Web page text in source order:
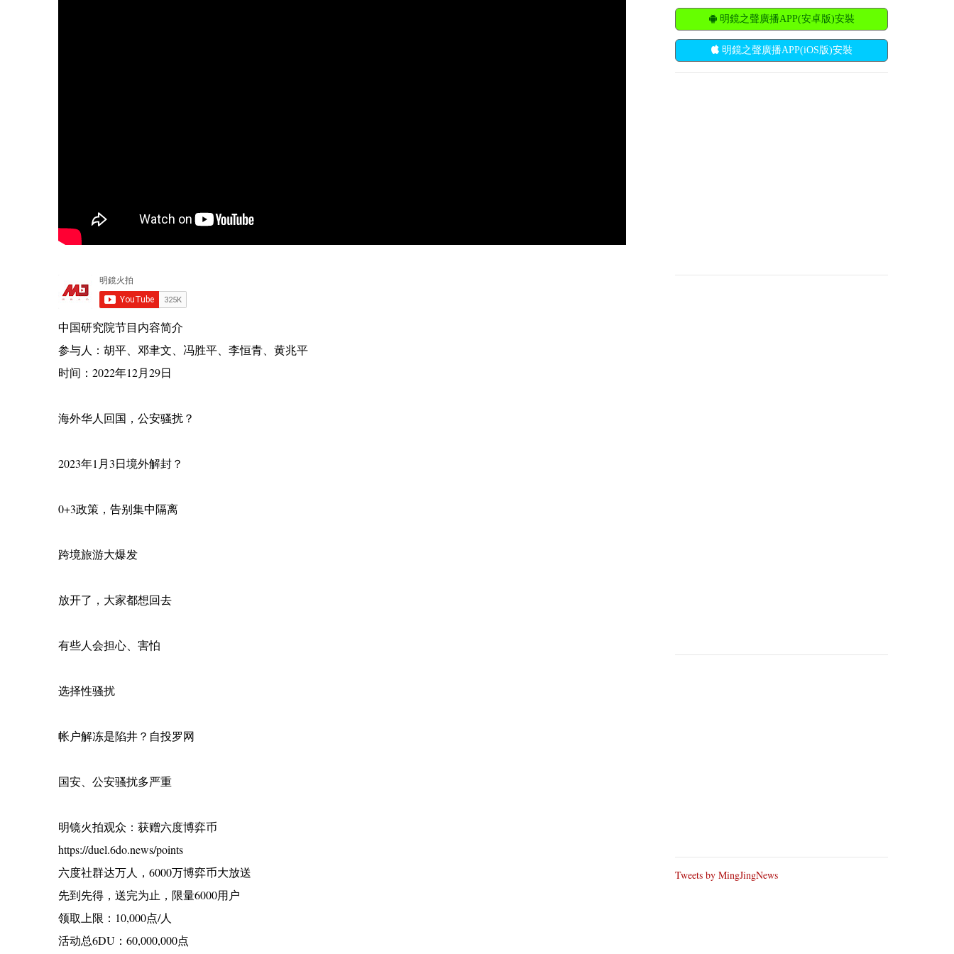
中国研究院节目内容简介
参与人：胡平、邓聿文、冯胜平、李恒青、黄兆平
时间：2022年12月29日
海外华人回国，公安骚扰？
2023年1月3日境外解封？
0+3政策，告别集中隔离
跨境旅游大爆发
放开了，大家都想回去
有些人会担心、害怕
选择性骚扰
帐户解冻是陷井？自投罗网
国安、公安骚扰多严重
明镜火拍观众：获赠六度博弈币
https://duel.6do.news/points
六度社群达万人，6000万博弈币大放送
先到先得，送完为止，限量6000用户
领取上限：10,000点/人
活动总6DU：60,000,000点
明鏡之聲廣播APP(安卓版)安裝
明鏡之聲廣播APP(iOS版)安裝
Tweets by MingJingNews